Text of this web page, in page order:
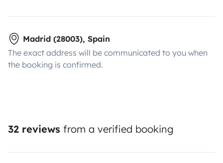
Madrid (28003), Spain
The exact address will be communicated to you when
the booking is confirmed.
32 reviews from a verified booking